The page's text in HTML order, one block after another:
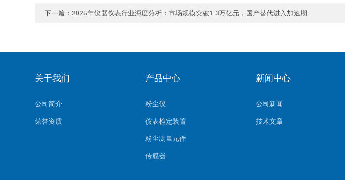
下一篇： 2025年仪器仪表行业深度分析：市场规模突破1.3万亿元，国产替代进入加速期
关于我们
公司简介
荣誉资质
产品中心
粉尘仪
仪表检定装置
粉尘测量元件
传感器
新闻中心
公司新闻
技术文章